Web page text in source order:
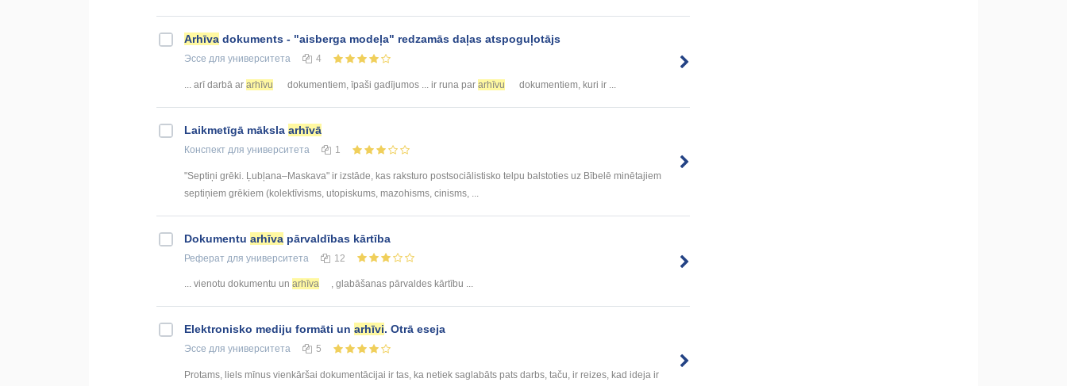
Arhīva dokuments - "aisberga modeļa" redzamās daļas atspoguļotājs
Эссе для университета 4
... arī darbā ar arhīvu dokumentiem, īpaši gadījumos ... ir runa par arhīvu dokumentiem, kuri ir ...
Laikmetīgā māksla arhīvā
Конспект для университета 1
"Septiņi grēki. Ļubļana–Maskava" ir izstāde, kas raksturo postsociālistisko telpu balstoties uz Bībelē minētajiem
septiņiem grēkiem (kolektīvisms, utopiskums, mazohisms, cinisms, ...
Dokumentu arhīva pārvaldības kārtība
Реферат для университета 12
... vienotu dokumentu un arhīva , glabāšanas pārvaldes kārtību ...
Elektronisko mediju formāti un arhīvi. Otrā eseja
Эссе для университета 5
Protams, liels mīnus vienkāršai dokumentācijai ir tas, ka netiek saglabāts pats darbs, taču, ir reizes, kad ideja ir